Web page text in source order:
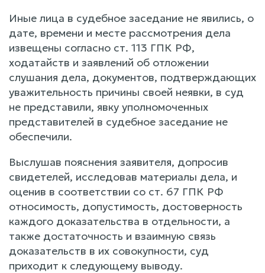
Иные лица в судебное заседание не явились, о
дате, времени и месте рассмотрения дела
извещены согласно ст. 113 ГПК РФ,
ходатайств и заявлений об отложении
слушания дела, документов, подтверждающих
уважительность причины своей неявки, в суд
не представили, явку уполномоченных
представителей в судебное заседание не
обеспечили.
Выслушав пояснения заявителя, допросив
свидетелей, исследовав материалы дела, и
оценив в соответствии со ст. 67 ГПК РФ
относимость, допустимость, достоверность
каждого доказательства в отдельности, а
также достаточность и взаимную связь
доказательств в их совокупности, суд
приходит к следующему выводу.